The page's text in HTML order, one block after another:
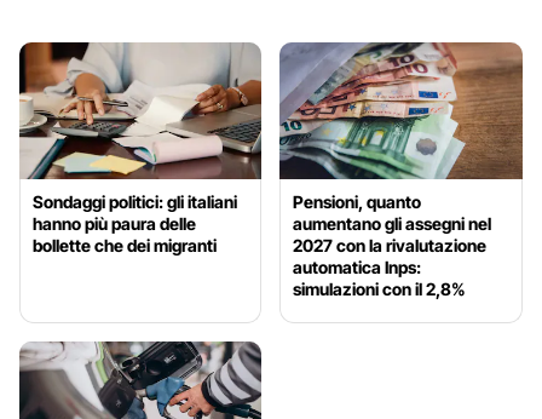
Sondaggi politici: gli italiani
hanno più paura delle
bollette che dei migranti
Pensioni, quanto
aumentano gli assegni nel
2027 con la rivalutazione
automatica Inps:
simulazioni con il 2,8%